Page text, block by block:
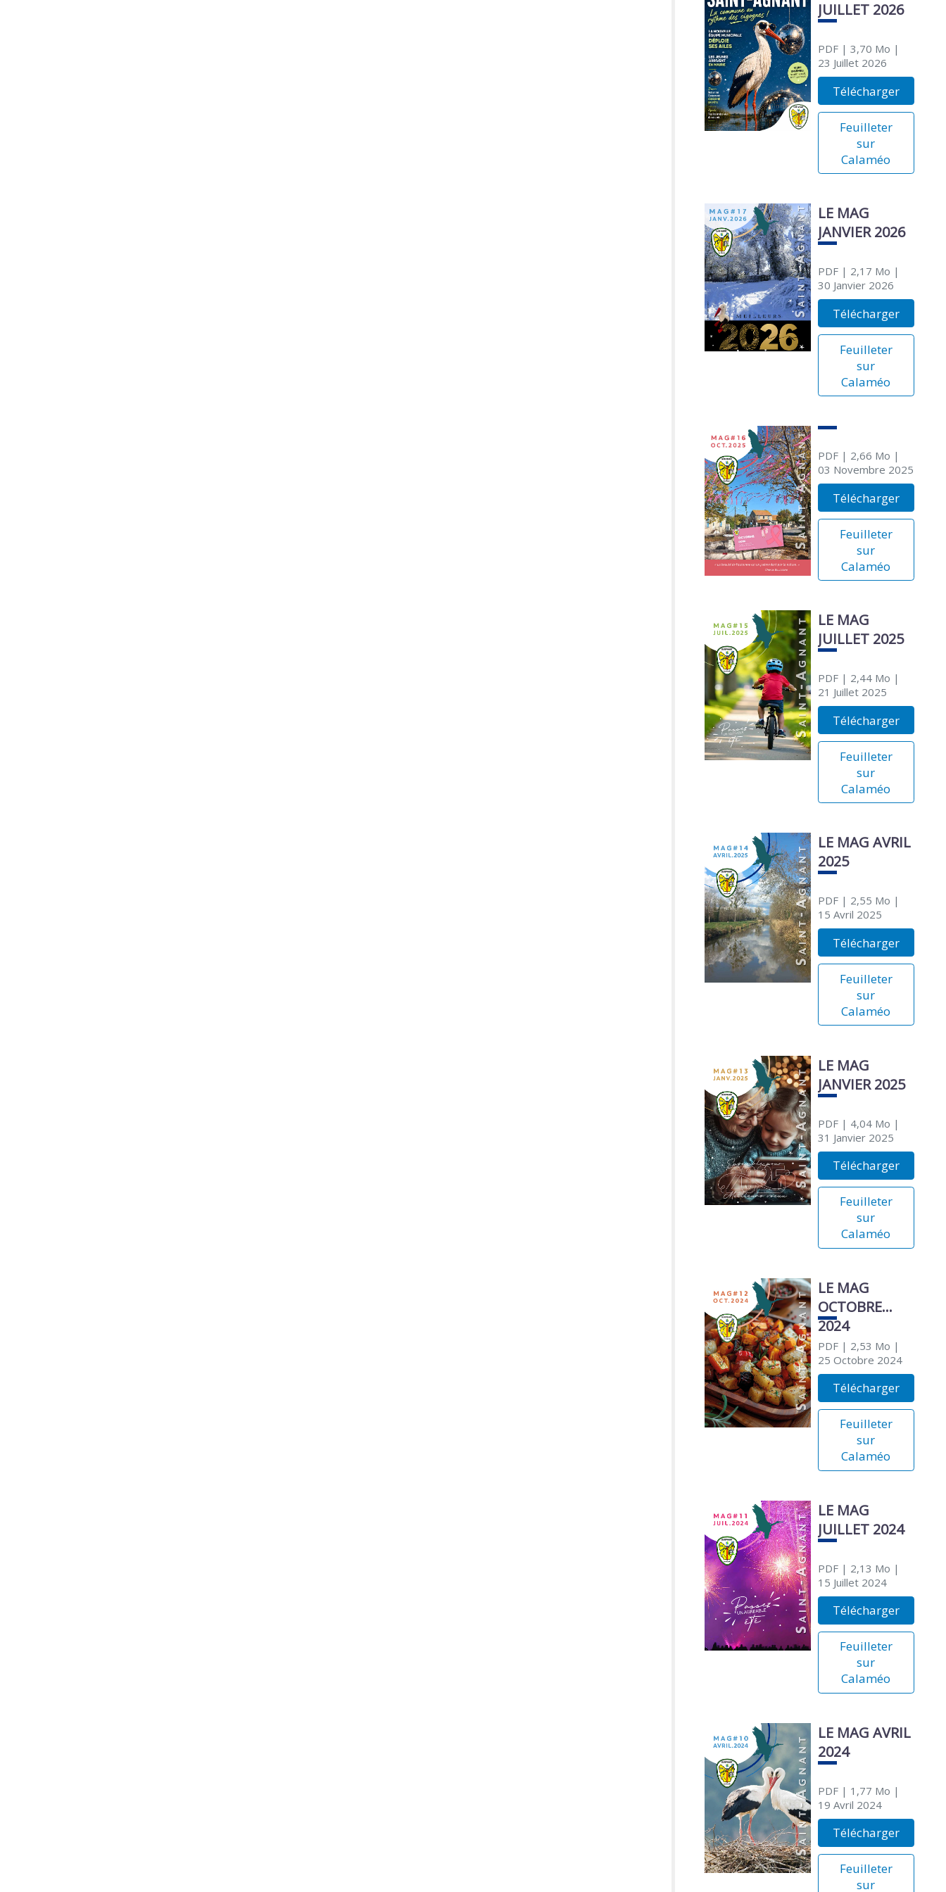
JUILLET 2026
PDF| 3,70 Mo |
23 Juillet 2026
Télécharger
Feuilleter
sur
Calaméo
LE MAG
JANVIER 2026
PDF| 2,17 Mo |
30 Janvier 2026
Télécharger
Feuilleter
sur
Calaméo
PDF| 2,66 Mo |
03 Novembre 2025
Télécharger
Feuilleter
sur
Calaméo
LE MAG
JUILLET 2025
PDF| 2,44 Mo |
21 Juillet 2025
Télécharger
Feuilleter
sur
Calaméo
LE MAG AVRIL
2025
PDF| 2,55 Mo |
15 Avril 2025
Télécharger
Feuilleter
sur
Calaméo
LE MAG
JANVIER 2025
PDF| 4,04 Mo |
31 Janvier 2025
Télécharger
Feuilleter
sur
Calaméo
LE MAG
OCTOBRE
2024
PDF| 2,53 Mo |
25 Octobre 2024
Télécharger
Feuilleter
sur
Calaméo
LE MAG
JUILLET 2024
PDF| 2,13 Mo |
15 Juillet 2024
Télécharger
Feuilleter
sur
Calaméo
LE MAG AVRIL
2024
PDF| 1,77 Mo |
19 Avril 2024
Télécharger
Feuilleter
sur